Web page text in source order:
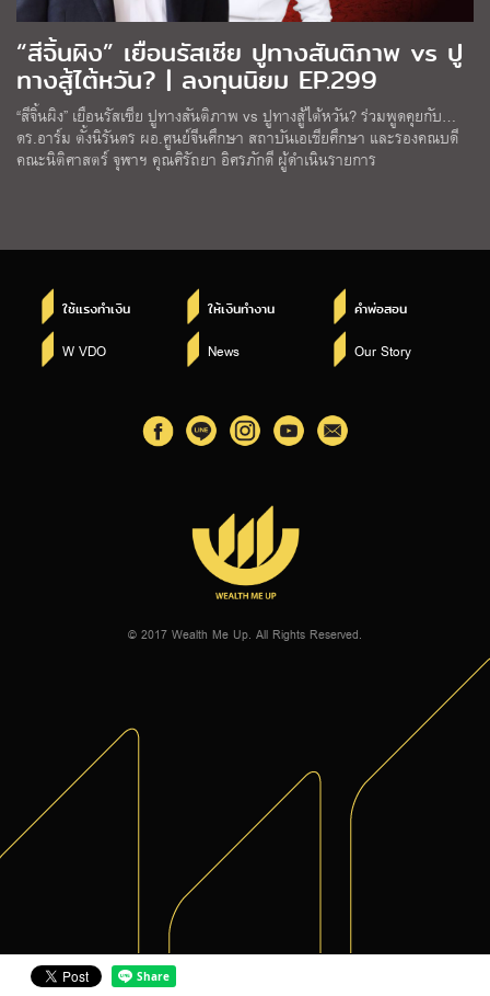
“สีจิ้นผิง” เยือนรัสเซีย ปูทางสันติภาพ vs ปู
ทางสู้ไต้หวัน? | ลงทุนนิยม EP.299
“สีจิ้นผิง” เยือนรัสเซีย ปูทางสันติภาพ vs ปูทางสู้ไต้หวัน? ร่วมพูดคุยกับ…
ดร.อาร์ม ตั้งนิรันดร ผอ.ศูนย์จีนศึกษา สถาบันเอเชียศึกษา และรองคณบดี
คณะนิติศาสตร์ จุฬาฯ คุณศิรัถยา อิศรภักดี ผู้ดำเนินรายการ
ใช้แรงทำเงิน ให้เงินทำงาน คำพ่อสอน
W VDO News Our Story
© 2017 Wealth Me Up. All Rights Reserved.